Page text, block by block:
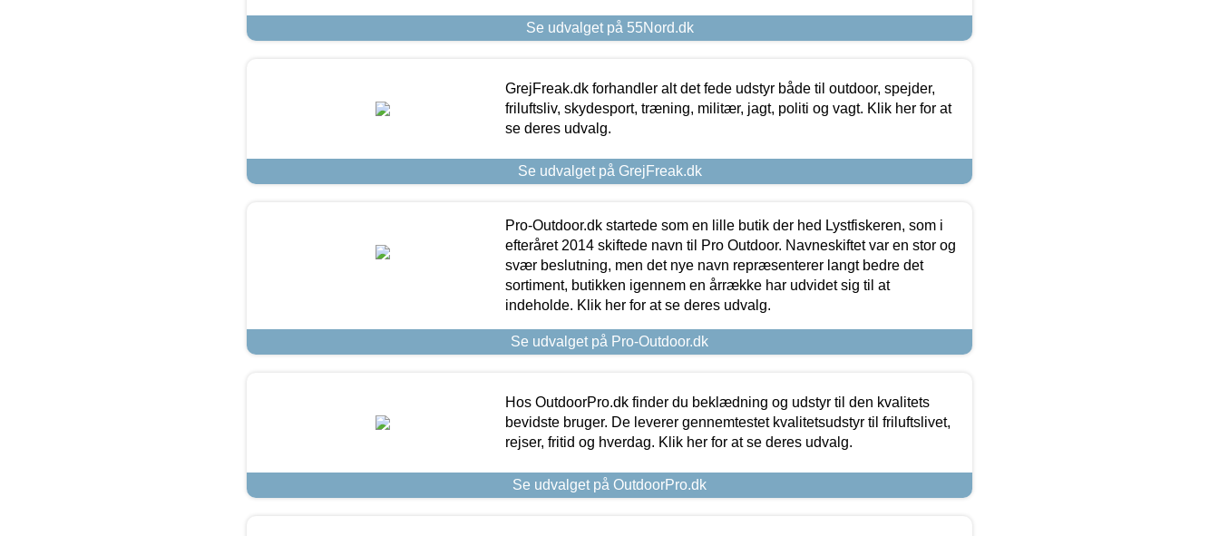
Se udvalget på 55Nord.dk
GrejFreak.dk forhandler alt det fede udstyr både til outdoor, spejder,
friluftsliv, skydesport, træning, militær, jagt, politi og vagt. Klik her for at
se deres udvalg.
Se udvalget på GrejFreak.dk
Pro-Outdoor.dk startede som en lille butik der hed Lystfiskeren, som i
efteråret 2014 skiftede navn til Pro Outdoor. Navneskiftet var en stor og
svær beslutning, men det nye navn repræsenterer langt bedre det
sortiment, butikken igennem en årrække har udvidet sig til at
indeholde. Klik her for at se deres udvalg.
Se udvalget på Pro-Outdoor.dk
Hos OutdoorPro.dk finder du beklædning og udstyr til den kvalitets
bevidste bruger. De leverer gennemtestet kvalitetsudstyr til friluftslivet,
rejser, fritid og hverdag. Klik her for at se deres udvalg.
Se udvalget på OutdoorPro.dk